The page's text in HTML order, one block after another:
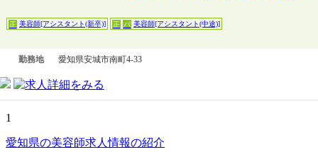
正 美容師[アシスタント(新卒)] 正 パ 美容師[アシスタント(中途)]
勤務地 愛知県安城市南町4-33
1
愛知県の美容師求人情報の紹介